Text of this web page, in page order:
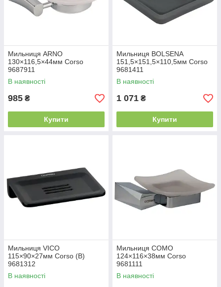
Мильниця ARNO
130×116,5×44мм Corso
9687911
В наявності
985 ₴
Купити
Мильниця BOLSENA
151,5×151,5×110,5мм Corso
9681411
В наявності
1 071 ₴
Купити
Мильниця VICO
115×90×27мм Corso (B)
9681312
В наявності
Мильниця COMO
124×116×38мм Corso
9681111
В наявності